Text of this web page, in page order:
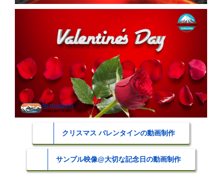
クリスマス バレンタインの動画制作
サンプル映像@大切な記念日の動画制作